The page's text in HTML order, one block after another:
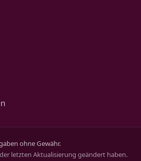
ohne Gewähr.
letzten Aktualisierung geändert haben.